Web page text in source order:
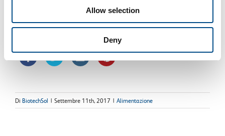
Allow selection
Deny
Di BiotechSol | Settembre 11th, 2017 | Alimentazione